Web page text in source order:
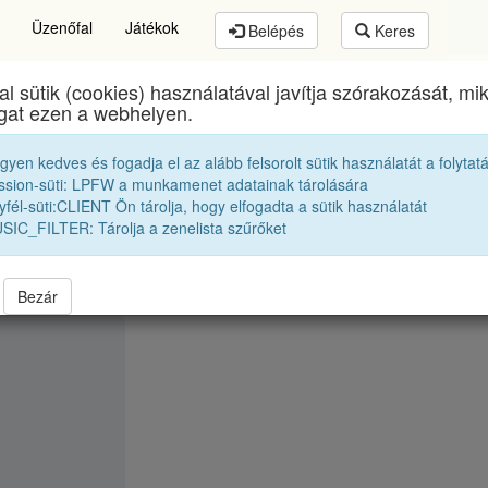
Üzenőfal Játékok Belépés Keres
István Elméleti Líceumegykori diákjai 1945
Huszár Andor
sütik (cookies) használatával javítja szórakozását,
ezen a webhelyen.
kedves és fogadja el az alább felsorolt sütik használatát a
süti: LPFW a munkamenet adatainak tárolására
süti:CLIENT Ön tárolja, hogy elfogadta a sütik használatát
Tárolja a zenelista szűrőket
Bezár